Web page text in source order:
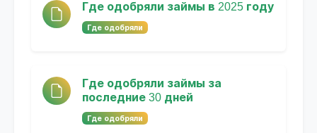
Где одобряли займы в 2025 году
Где одобряли
Где одобряли займы за
последние 30 дней
Где одобряли